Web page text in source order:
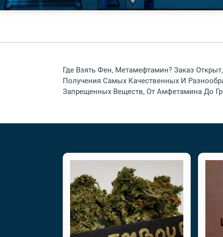
Где Взять Фен, Метамефтамин? Заказ
Получения Самых Качественных И
Запрещенных Веществ, От Амфетамина До